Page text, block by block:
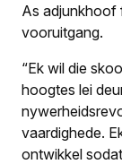
As adjunkhoof
vooruitgang.
“Ek wil die
hoogtes lei
vaardighede.
ontwikkel